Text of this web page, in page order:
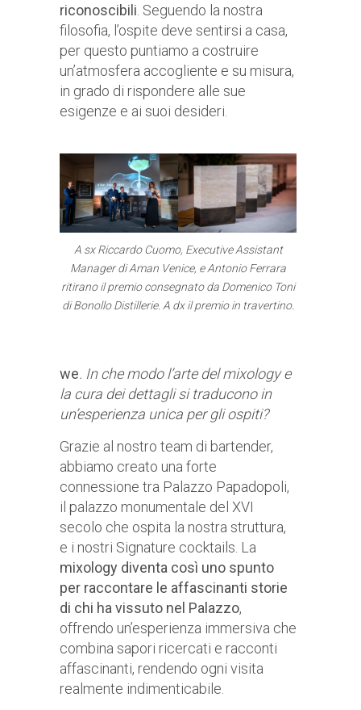
riconoscibili. Seguendo la nostra
filosofia, l’ospite deve sentirsi a casa,
per questo puntiamo a costruire
un’atmosfera accogliente e su misura,
in grado di rispondere alle sue
esigenze e ai suoi desideri.
A sx Riccardo Cuomo, Executive Assistant
Manager di Aman Venice, e Antonio Ferrara
ritirano il premio consegnato da Domenico Toni
di Bonollo Distillerie. A dx il premio in travertino.
we. In che modo l’arte del mixology e
la cura dei dettagli si traducono in
un’esperienza unica per gli ospiti?
Grazie al nostro team di bartender,
abbiamo creato una forte
connessione tra Palazzo Papadopoli,
il palazzo monumentale del XVI
secolo che ospita la nostra struttura,
e i nostri Signature cocktails. La
mixology diventa così uno spunto
per raccontare le affascinanti storie
di chi ha vissuto nel Palazzo,
offrendo un’esperienza immersiva che
combina sapori ricercati e racconti
affascinanti, rendendo ogni visita
realmente indimenticabile.